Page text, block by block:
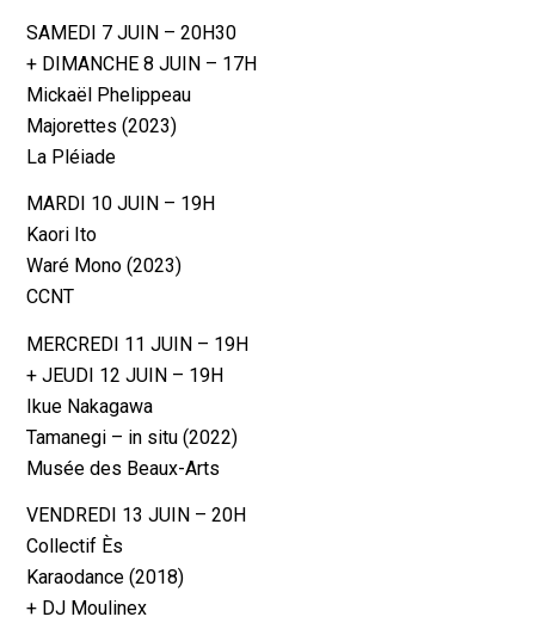
SAMEDI 7 JUIN – 20H30
+ DIMANCHE 8 JUIN – 17H
Mickaël Phelippeau
Majorettes (2023)
La Pléiade
MARDI 10 JUIN – 19H
Kaori Ito
Waré Mono (2023)
CCNT
MERCREDI 11 JUIN – 19H
+ JEUDI 12 JUIN – 19H
Ikue Nakagawa
Tamanegi – in situ (2022)
Musée des Beaux-Arts
VENDREDI 13 JUIN – 20H
Collectif Ès
Karaodance (2018)
+ DJ Moulinex